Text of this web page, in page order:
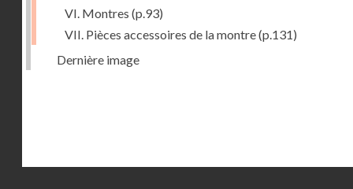
VI. Montres (p.93)
VII. Pièces accessoires de la montre(p.131)
Dernière image